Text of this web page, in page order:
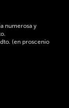
numerosa y
(en proscenio